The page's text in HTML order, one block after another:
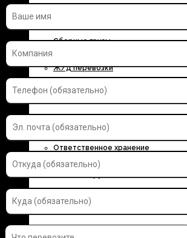
УСЛУГИ
Сборные грузы
Ж/д перевозки
Контейнерные перевозки
Автоэкспедирование
Ответственное хранение
Страхование грузов
ДОКУМЕНТЫ